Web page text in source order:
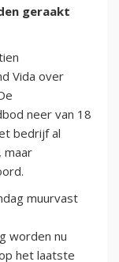
geraakt
Vida over
neer van 18
bedrijf al
maar
muurvast
worden nu
het laatste